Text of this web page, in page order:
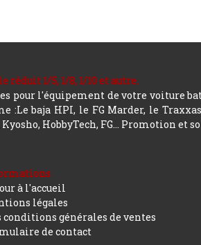
réduit 1/5, 1/8, 1/10 et autre.
pour l'équipement de votre voiture
:Le baja HPI, le FG Marder, le
HobbyTech, FG... Promotion et
à l'accueil
légales
conditions générales de ventes
de contact